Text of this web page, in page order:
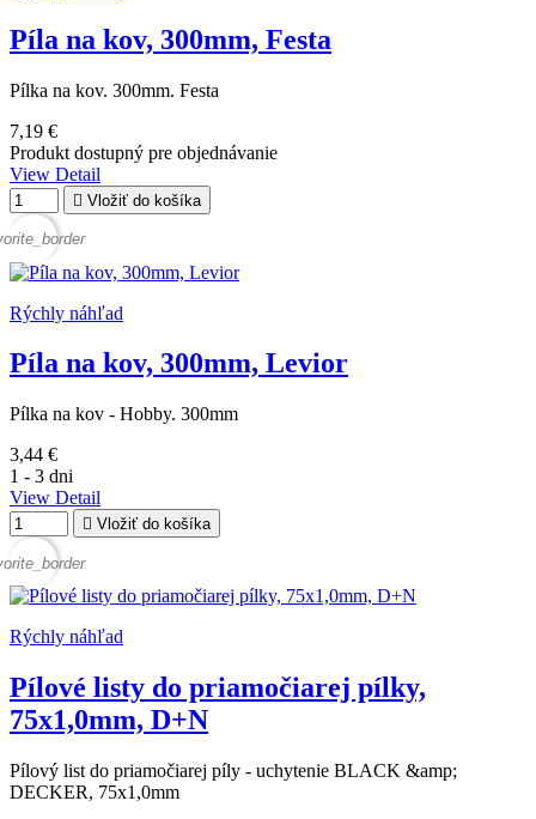
Píla na kov, 300mm, Festa
Pílka na kov. 300mm. Festa
7,19 €
Produkt dostupný pre objednávanie
View Detail
 Vložiť do košíka
Rýchly náhľad
Píla na kov, 300mm, Levior
Pílka na kov - Hobby. 300mm
3,44 €
1 - 3 dni
View Detail
 Vložiť do košíka
Rýchly náhľad
Pílové listy do priamočiarej pílky,
75x1,0mm, D+N
Pílový list do priamočiarej píly - uchytenie BLACK &amp;
DECKER, 75x1,0mm